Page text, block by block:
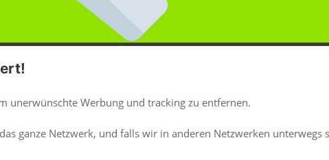
unerwünschte Werbung und tracking zu entfernen.
ganze Netzwerk, und falls wir in anderen Netzwerken unterwegs